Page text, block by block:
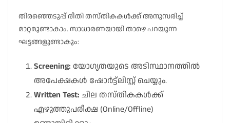
തിരഞ്ഞെടുപ്പ് രീതി തസ്തികകൾക്ക് അനുസരിച്ച്
മാറ്റമുണ്ടാകാം. സാധാരണയായി താഴെ പറയുന്ന
ഘട്ടങ്ങളുണ്ടാകും:
Screening: യോഗ്യതയുടെ അടിസ്ഥാനത്തിൽ
അപേക്ഷകൾ ഷോർട്ട്‌ലിസ്റ്റ് ചെയ്യും.
Written Test: ചില തസ്തികകൾക്ക്
എഴുത്തുപരീക്ഷ (Online/Offline)